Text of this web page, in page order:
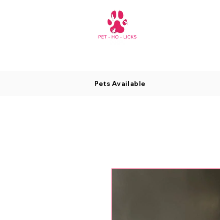
Pets Available